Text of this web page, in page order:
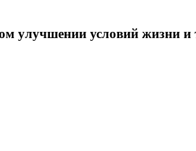
улучшении условий жизни и